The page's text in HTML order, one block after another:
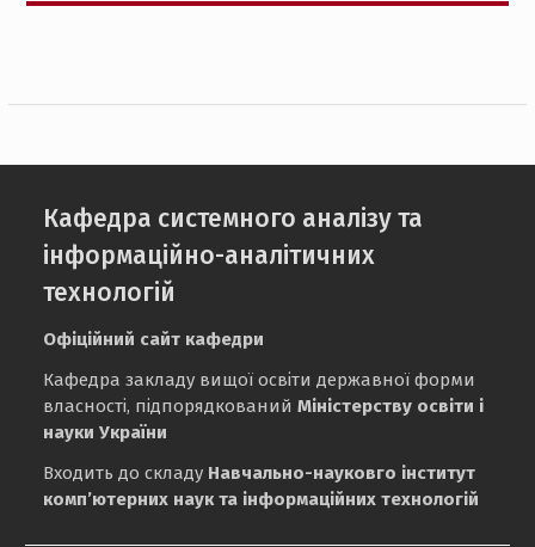
Кафедра системного аналізу та
інформаційно-аналітичних
технологій
Офіційний сайт кафедри
Кафедра закладу вищої освіти державної форми
власності, підпорядкованийМіністерству освіти і
науки України
Входить до складу Навчально-науковго інститут
комп’ютерних наук та інформаційних технологій